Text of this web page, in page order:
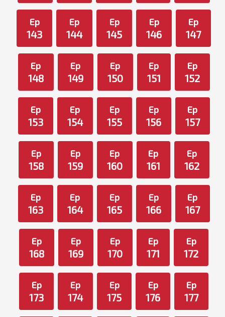
Ep
143
Ep
144
Ep
145
Ep
146
Ep
147
Ep
148
Ep
149
Ep
150
Ep
151
Ep
152
Ep
153
Ep
154
Ep
155
Ep
156
Ep
157
Ep
158
Ep
159
Ep
160
Ep
161
Ep
162
Ep
163
Ep
164
Ep
165
Ep
166
Ep
167
Ep
168
Ep
169
Ep
170
Ep
171
Ep
172
Ep
173
Ep
174
Ep
175
Ep
176
Ep
177